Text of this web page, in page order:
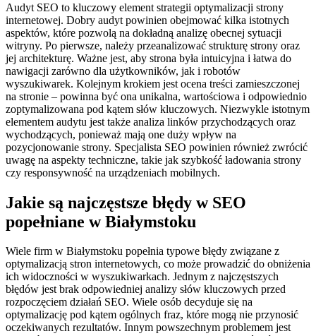
Audyt SEO to kluczowy element strategii optymalizacji strony
internetowej. Dobry audyt powinien obejmować kilka istotnych
aspektów, które pozwolą na dokładną analizę obecnej sytuacji
witryny. Po pierwsze, należy przeanalizować strukturę strony oraz
jej architekturę. Ważne jest, aby strona była intuicyjna i łatwa do
nawigacji zarówno dla użytkowników, jak i robotów
wyszukiwarek. Kolejnym krokiem jest ocena treści zamieszczonej
na stronie – powinna być ona unikalna, wartościowa i odpowiednio
zoptymalizowana pod kątem słów kluczowych. Niezwykle istotnym
elementem audytu jest także analiza linków przychodzących oraz
wychodzących, ponieważ mają one duży wpływ na
pozycjonowanie strony. Specjalista SEO powinien również zwrócić
uwagę na aspekty techniczne, takie jak szybkość ładowania strony
czy responsywność na urządzeniach mobilnych.
Jakie są najczęstsze błędy w SEO
popełniane w Białymstoku
Wiele firm w Białymstoku popełnia typowe błędy związane z
optymalizacją stron internetowych, co może prowadzić do obniżenia
ich widoczności w wyszukiwarkach. Jednym z najczęstszych
błędów jest brak odpowiedniej analizy słów kluczowych przed
rozpoczęciem działań SEO. Wiele osób decyduje się na
optymalizację pod kątem ogólnych fraz, które mogą nie przynosić
oczekiwanych rezultatów. Innym powszechnym problemem jest